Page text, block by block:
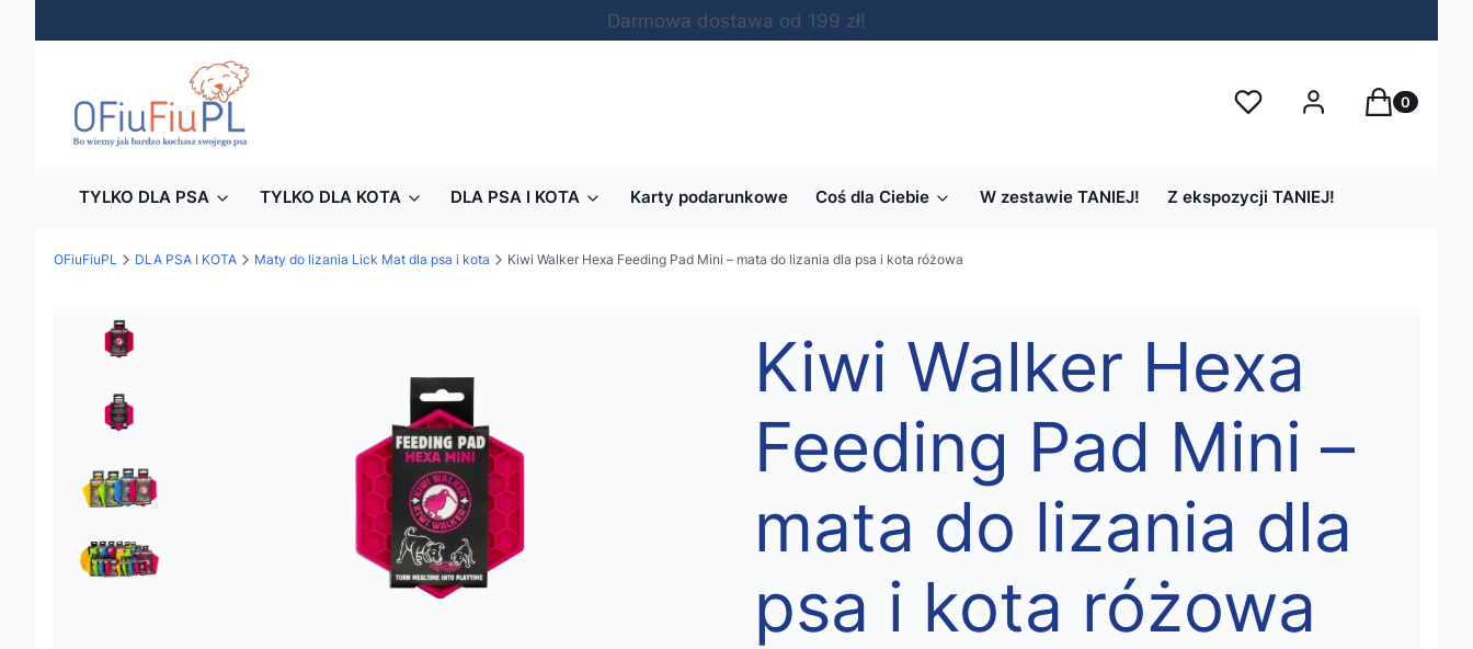
Darmowa dostawa od 199 zł!
Ulubione Zaloguj sięProdukty w
Koszyk
TYLKO DLA PSA TYLKO DLA KOTA DLA PSA I KOTA Karty podarunkowe Coś dla Ciebie W zestawie TANIEJ! Z ekspozycji TANIEJ!
OFiuFiuPL DLA PSA I KOTA Maty do lizania Lick Mat dla psa i kota Kiwi Walker Hexa Feeding Pad Mini – mata do lizania dla psa i kota różowa
Kiwi Walker Hexa
Feeding Pad Mini –
mata do lizania dla
psa i kota różowa